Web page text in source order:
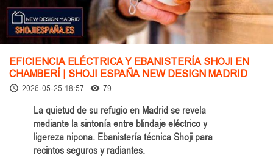
EFICIENCIA ELÉCTRICA Y EBANISTERÍA SHOJI EN
CHAMBERÍ | SHOJI ESPAÑA NEW DESIGN MADRID
access_time 2026-05-25 18:57 remove_red_eye 79
La quietud de su refugio en Madrid se revela
mediante la sintonía entre blindaje eléctrico y
ligereza nipona. Ebanistería técnica Shoji para
recintos seguros y radiantes.